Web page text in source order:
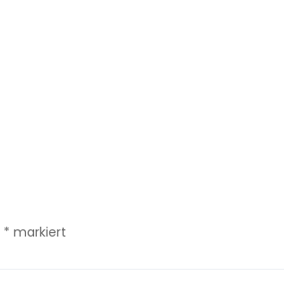
* markiert